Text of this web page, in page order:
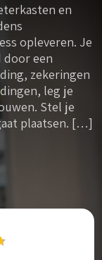
en
opleveren. Je
een
zekeringen
leg je
Stel je
plaatsen. […]